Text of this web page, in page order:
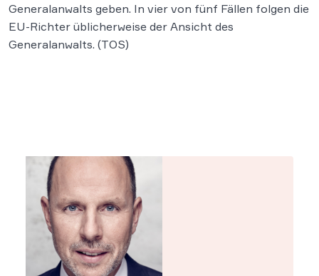
Generalanwalts geben. In vier von fünf Fällen folgen die
EU-Richter üblicherweise der Ansicht des
Generalanwalts. (TOS)